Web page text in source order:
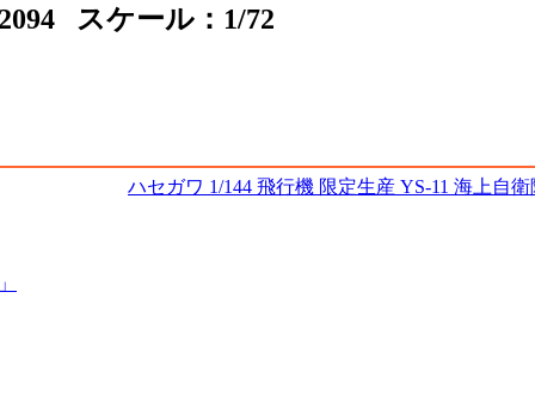
スケール：1/72
ハセガワ 1/144 飛行機 限定生産 YS-11 海上自衛